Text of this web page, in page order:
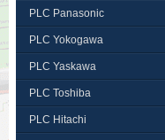
PLC Panasonic
PLC Yokogawa
PLC Yaskawa
PLC Toshiba
PLC Hitachi